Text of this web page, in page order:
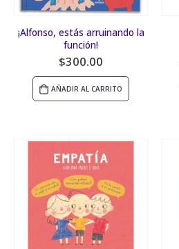
¡Alfonso, estás arruinando la
función!
$300.00
AÑADIR AL CARRITO